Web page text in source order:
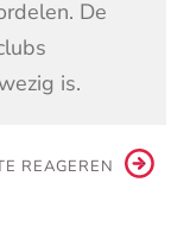
De
is.
REAGEREN